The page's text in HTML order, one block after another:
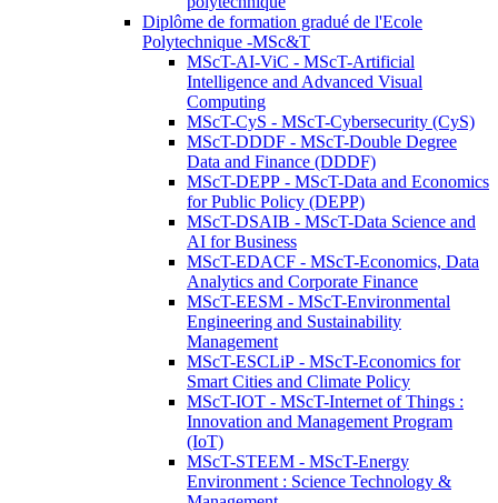
Diplôme de formation gradué de l'Ecole
Polytechnique -MSc&T
MScT-AI-ViC - MScT-Artificial
Intelligence and Advanced Visual
Computing
MScT-CyS - MScT-Cybersecurity (CyS)
MScT-DDDF - MScT-Double Degree
Data and Finance (DDDF)
MScT-DEPP - MScT-Data and Economics
for Public Policy (DEPP)
MScT-DSAIB - MScT-Data Science and
AI for Business
MScT-EDACF - MScT-Economics, Data
Analytics and Corporate Finance
MScT-EESM - MScT-Environmental
Engineering and Sustainability
Management
MScT-ESCLiP - MScT-Economics for
Smart Cities and Climate Policy
MScT-IOT - MScT-Internet of Things :
Innovation and Management Program
(IoT)
MScT-STEEM - MScT-Energy
Environment : Science Technology &